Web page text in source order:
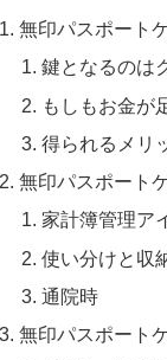
無印パスポート
鍵となるのは
もしもお金が
得られるメリ
無印パスポート
家計簿管理ア
使い分けと収
通院時
無印パスポート